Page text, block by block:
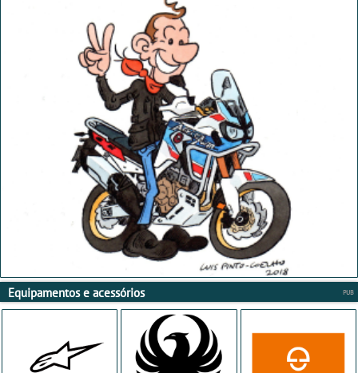
Equipamentos e acessórios